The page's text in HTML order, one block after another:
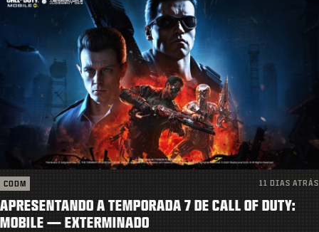
CODM 11 DIAS ATRÁS
APRESENTANDO A TEMPORADA 7 DE CALL OF DUTY:
MOBILE — EXTERMINADO